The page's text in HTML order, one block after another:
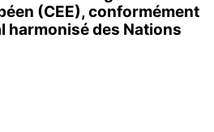
(CEE), conformément
harmonisé des Nations